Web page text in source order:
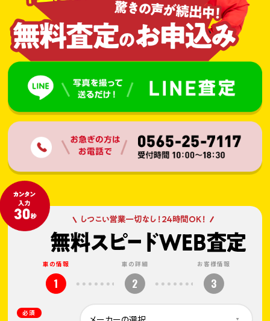
車の情報
1
車の詳細
2
お客様情報
3
必須